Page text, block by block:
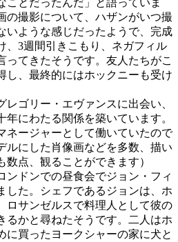
ことだったんだ」と語っていま
の撮影について、ハザンがいつ撮
いような感じだったようで、完成
、3週間引きこもり、ネガフィル
ってきたそうです。友人たちがこ
し、最終的にはホックニーも受け
ゴリー・エヴァンスに出会い、
年にわたる関係を築いています。
ネージャーとして働いていたので
ルにした肖像画などを多数、描い
点、観ることができます）
ドンでの昼食会でジョン・フィ
した。シェフであるジョンは、ホ
ロサンゼルスで料理人として彼の
るかと尋ねたそうです。二人はホ
に買ったヨークシャーの家に犬と